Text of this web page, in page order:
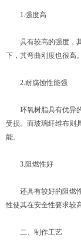
1.强度高
具有较高的强度，其
下，其弯曲刚度也很高
2.耐腐蚀性能强
环氧树脂具有优异的
受损。而玻璃纤维布则
能。
3.阻燃性好
还具有较好的阻燃性
性使其在安全性要求较
二、制作工艺